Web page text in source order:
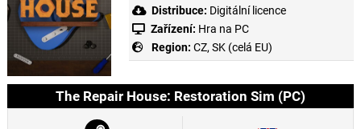
Distribuce: Digitální licence
Zařízení: Hra na PC
Region: CZ, SK (celá EU)
The Repair House: Restoration Sim (PC)